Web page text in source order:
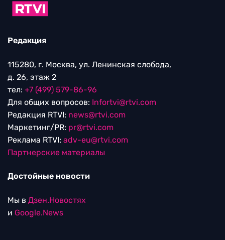
Редакция
115280, г. Москва, ул. Ленинская слобода,
д. 26, этаж 2
тел: +7 (499) 579-86-96
Для общих вопросов: Infortvi@rtvi.com
Редакция RTVI: news@rtvi.com
Маркетинг/PR: pr@rtvi.com
Реклама RTVI: adv-eu@rtvi.com
Партнерские материалы
Достойные новости
Мы в Дзен.Новостях
и Google.News